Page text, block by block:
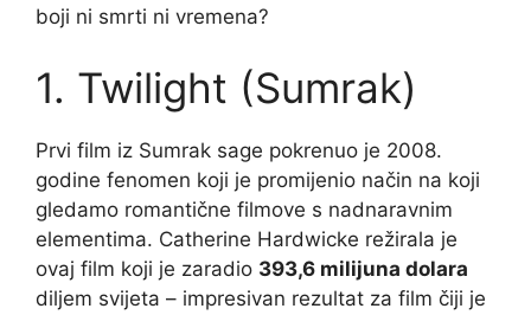
boji ni smrti ni vremena?
1. Twilight (Sumrak)
Prvi film iz Sumrak sage pokrenuo je 2008.
godine fenomen koji je promijenio način na koji
gledamo romantične filmove s nadnaravnim
elementima. Catherine Hardwicke režirala je
ovaj film koji je zaradio 393,6 milijuna dolara
diljem svijeta – impresivan rezultat za film čiji je